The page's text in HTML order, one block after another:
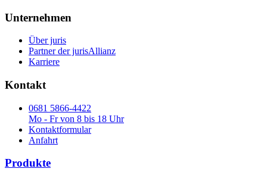
Unternehmen
Über juris
Partner der jurisAllianz
Karriere
Kontakt
0681 5866-4422
Mo - Fr von 8 bis 18 Uhr
Kontaktformular
Anfahrt
Produkte